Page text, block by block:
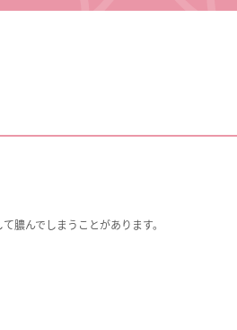
膿んでしまうことがあります。